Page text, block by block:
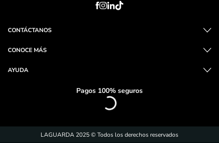
CONTÁCTANOS
CONOCE MÁS
AYUDA
Pagos 100% seguros
LAGUARDA 2025 © Todos los derechos reservados